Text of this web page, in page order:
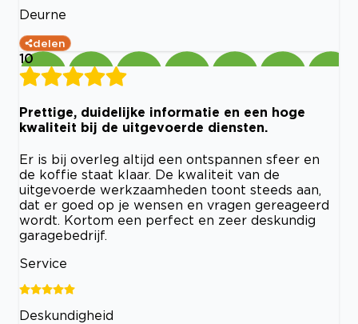
Deurne
delen
10
Prettige, duidelijke informatie en een hoge
kwaliteit bij de uitgevoerde diensten.
Er is bij overleg altijd een ontspannen sfeer en
de koffie staat klaar. De kwaliteit van de
uitgevoerde werkzaamheden toont steeds aan,
dat er goed op je wensen en vragen gereageerd
wordt. Kortom een perfect en zeer deskundig
garagebedrijf.
Service
Deskundigheid